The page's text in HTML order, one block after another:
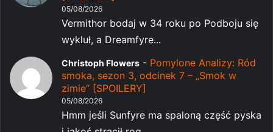
05/08/2026
Vermithor bodaj w 34 roku po Podboju się
wykluł, a Dreamfyre...
Christoph Flowers - Pomylone Analizy: Ród
smoka, sezon 3, odcinek 7 – „Smok w
zimie” [SPOILERY]
05/08/2026
Hmm jeśli Sunfyre ma spaloną część pyska